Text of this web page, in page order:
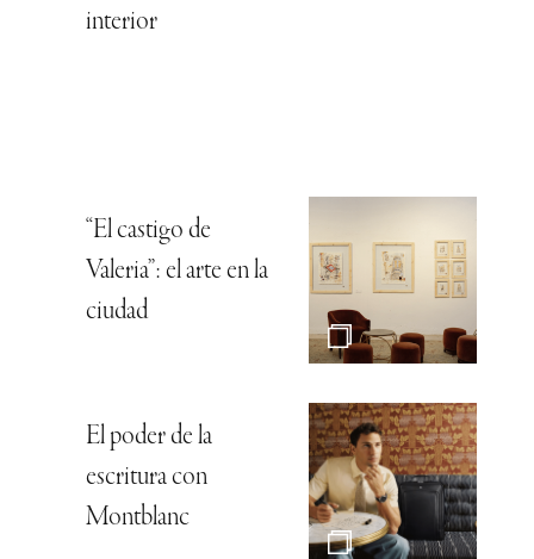
interior
“El castigo de
Valeria”: el arte en la
ciudad
El poder de la
escritura con
Montblanc